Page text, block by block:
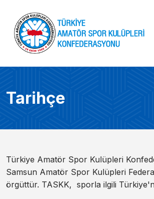
Tarihçe
Türkiye Amatör Spor Kulüpleri
Samsun Amatör Spor Kulüpleri
örgüttür. TASKK, sporla ilgili